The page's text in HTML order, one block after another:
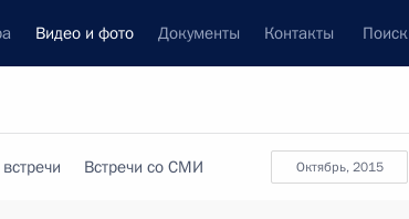
Видео и фото Документы Контакты Поиск
октябрь, 2015
Встречи со СМИ